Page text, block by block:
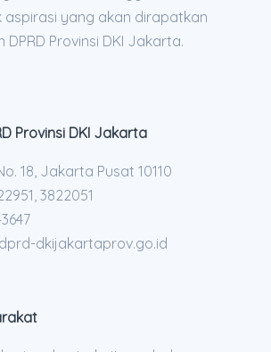
aspirasi yang akan dirapatkan
Provinsi DKI Jakarta.
Provinsi DKI Jakarta
18, Jakarta Pusat 10110
3822051
dkijakartaprov.go.id